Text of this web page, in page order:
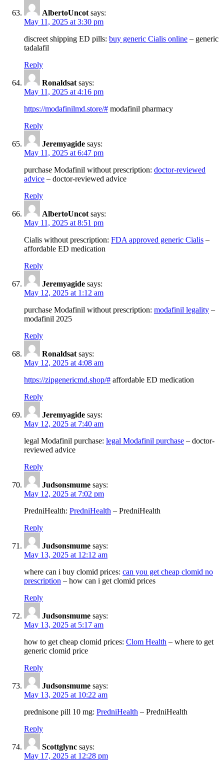
AlbertoUncot says:
May 11, 2025 at 3:30 pm
discreet shipping ED pills: buy generic Cialis online – generic
tadalafil
Reply
Ronaldsat says:
May 11, 2025 at 4:16 pm
https://modafinilmd.store/# modafinil pharmacy
Reply
Jeremyagide says:
May 11, 2025 at 6:47 pm
purchase Modafinil without prescription: doctor-reviewed
advice – doctor-reviewed advice
Reply
AlbertoUncot says:
May 11, 2025 at 8:51 pm
Cialis without prescription: FDA approved generic Cialis –
affordable ED medication
Reply
Jeremyagide says:
May 12, 2025 at 1:12 am
purchase Modafinil without prescription: modafinil legality –
modafinil 2025
Reply
Ronaldsat says:
May 12, 2025 at 4:08 am
https://zipgenericmd.shop/# affordable ED medication
Reply
Jeremyagide says:
May 12, 2025 at 7:40 am
legal Modafinil purchase: legal Modafinil purchase – doctor-
reviewed advice
Reply
Judsonsmume says:
May 12, 2025 at 7:02 pm
PredniHealth: PredniHealth – PredniHealth
Reply
Judsonsmume says:
May 13, 2025 at 12:12 am
where can i buy clomid prices: can you get cheap clomid no
prescription – how can i get clomid prices
Reply
Judsonsmume says:
May 13, 2025 at 5:17 am
how to get cheap clomid prices: Clom Health – where to get
generic clomid price
Reply
Judsonsmume says:
May 13, 2025 at 10:22 am
prednisone pill 10 mg: PredniHealth – PredniHealth
Reply
Scottglync says:
May 17, 2025 at 12:28 pm